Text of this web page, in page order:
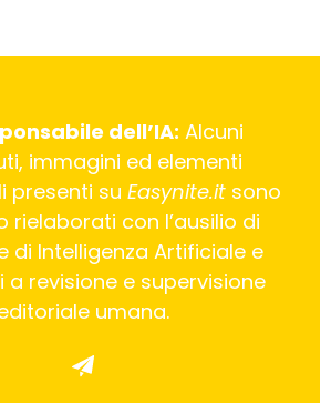
dell’IA: Alcuni
immagini ed elementi
presenti su Easynite.itsono
rielaborati con l’ausilio di
di Intelligenza Artificiale e
revisione e supervisione
umana.